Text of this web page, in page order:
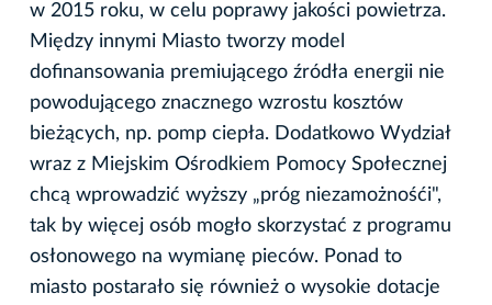
w 2015 roku, w celu poprawy jakości powietrza.
Między innymi Miasto tworzy model
dofinansowania premiującego źródła energii nie
powodującego znacznego wzrostu kosztów
bieżących, np. pomp ciepła. Dodatkowo Wydział
wraz z Miejskim Ośrodkiem Pomocy Społecznej
chcą wprowadzić wyższy „próg niezamożnośći",
tak by więcej osób mogło skorzystać z programu
osłonowego na wymianę pieców. Ponad to
miasto postarało się również o wysokie dotacje